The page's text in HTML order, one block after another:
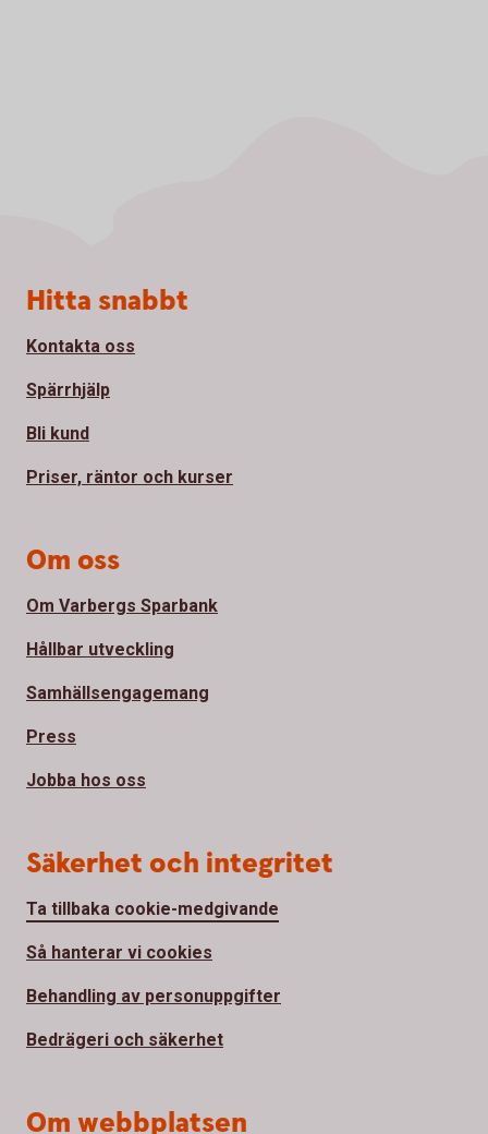
Sidfot
Hitta snabbt
Kontakta oss
Spärrhjälp
Bli kund
Priser, räntor och kurser
Om oss
Om Varbergs Sparbank
Hållbar utveckling
Samhällsengagemang
Press
Jobba hos oss
Säkerhet och integritet
Ta tillbaka cookie-medgivande
Så hanterar vi cookies
Behandling av personuppgifter
Bedrägeri och säkerhet
Om webbplatsen